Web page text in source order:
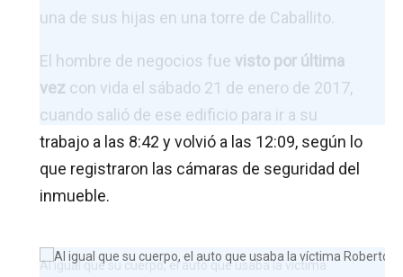
una de sus hijas en una torre de Caballito.
El hombre de negocios fue visto por última
vez con vida el sábado 21 de enero de 2017,
cuando salió de ese edificio para ir a su
trabajo a las 8:42 y volvió a las 12:09, según lo
que registraron las cámaras de seguridad del
inmueble.
Al igual que su cuerpo, el auto que usaba la víctima